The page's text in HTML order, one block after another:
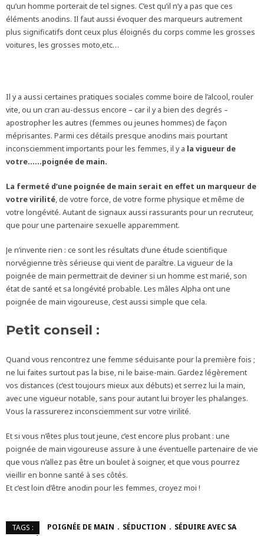
qu’un homme porterait de tel signes. C’est qu’il n’y a pas que ces
éléments anodins. Il faut aussi évoquer des marqueurs autrement
plus significatifs dont ceux plus éloignés du corps comme les grosses
voitures, les grosses moto,etc…
Il y a aussi certaines pratiques sociales comme boire de l’alcool, rouler
vite, ou un cran au-dessus encore – car il y a bien des degrés –
apostropher les autres (femmes ou jeunes hommes) de façon
méprisantes. Parmi ces détails presque anodins mais pourtant
inconsciemment importants pour les femmes, il y a la vigueur de
votre……poignée de main.
La fermeté d’une poignée de main serait en effet un marqueur de
votre virilité, de votre force, de votre forme physique et même de
votre longévité. Autant de signaux aussi rassurants pour un recruteur,
que pour une partenaire sexuelle apparemment.
Je n’invente rien : ce sont les résultats d’une étude scientifique
norvégienne très sérieuse qui vient de paraître. La vigueur de la
poignée de main permettrait de deviner si un homme est marié, son
état de santé et sa longévité probable. Les mâles Alpha ont une
poignée de main vigoureuse, c’est aussi simple que cela.
Petit conseil :
Quand vous rencontrez une femme séduisante pour la première fois ;
ne lui faites surtout pas la bise, ni le baise-main. Gardez légèrement
vos distances (c’est toujours mieux aux débuts) et serrez lui la main,
avec une vigueur notable, sans pour autant lui broyer les phalanges.
Vous la rassurerez inconsciemment sur votre virilité.
Et si vous n’êtes plus tout jeune, c’est encore plus probant : une
poignée de main vigoureuse assure à une éventuelle partenaire de vie
que vous n’allez pas être un boulet à soigner, et que vous pourrez
vieillir en bonne santé à ses côtés.
Et c’est loin d’être anodin pour les femmes, croyez moi !
TAGS : POIGNÉE DE MAIN SÉDUCTION
SÉDUIRE AVEC SA